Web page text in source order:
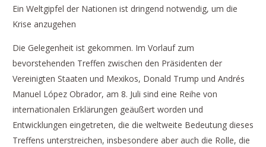
Ein Weltgipfel der Nationen ist dringend notwendig, um die
Krise anzugehen
Die Gelegenheit ist gekommen. Im Vorlauf zum
bevorstehenden Treffen zwischen den Präsidenten der
Vereinigten Staaten und Mexikos, Donald Trump und Andrés
Manuel López Obrador, am 8. Juli sind eine Reihe von
internationalen Erklärungen geäußert worden und
Entwicklungen eingetreten, die die weltweite Bedeutung dieses
Treffens unterstreichen, insbesondere aber auch die Rolle, die